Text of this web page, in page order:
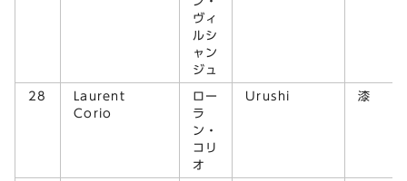
ヴィ
ルシ
ャン
ジュ
28
Laurent
Corio
ロー
ラ
ン・
コリ
オ
Urushi 漆